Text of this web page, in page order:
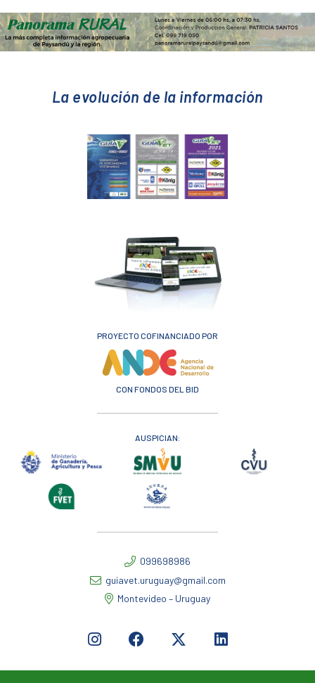
La evolución de la información
PROYECTO COFINANCIADO POR
CON FONDOS DEL BID
AUSPICIAN:
099698986
guiavet.uruguay@gmail.com
Montevideo – Uruguay